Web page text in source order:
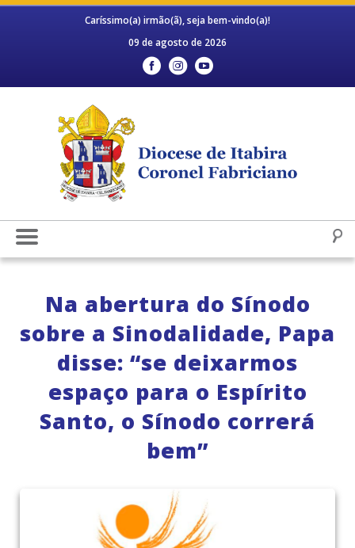
Caríssimo(a) irmão(ã), seja bem-vindo(a)!
09 de agosto de 2026
Na abertura do Sínodo
sobre a Sinodalidade, Papa
disse: “se deixarmos
espaço para o Espírito
Santo, o Sínodo correrá
bem”